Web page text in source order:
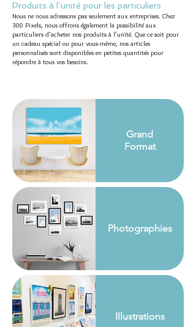
Produits à l’unité pour les particuliers
Nous ne nous adressons pas seulement aux entreprises. Chez
300 Pixels, nous offrons également la possibilité aux
particuliers d’acheter nos produits à l’unité. Que ce soit pour
un cadeau spécial ou pour vous-même, nos articles
personnalisés sont disponibles en petites quantités pour
répondre à tous vos besoins.
Grand
Format
Photographies
Illustrations